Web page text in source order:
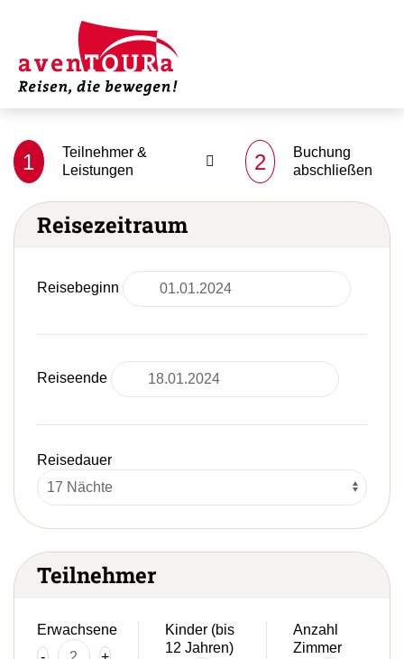
1
Teilnehmer &
Leistungen
2
Buchung
abschließen
Reisezeitraum
Reisebeginn
Reiseende
Reisedauer
Teilnehmer
Erwachsene
Kinder (bis
12 Jahren)
Anzahl
Zimmer